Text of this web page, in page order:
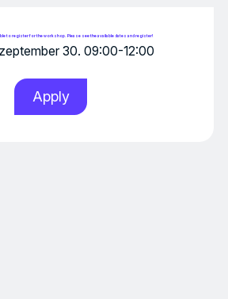
to register for the workshop. Please see the available dates and register!
30.09:00-12:00
Apply